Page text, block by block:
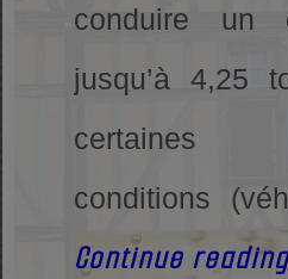
conduire un
jusqu’à 4,25
certaines
conditions
Continue